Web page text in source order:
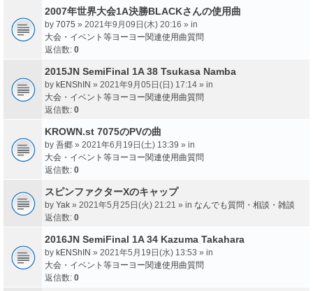
2007年世界大会1A決勝BLACKさんの使用曲
by 7075 » 2021年9月09日(木) 20:16 » in
大会・イベント等ヨーヨー関連使用曲質問
返信数: 0
2015JN SemiFinal 1A 38 Tsukasa Namba
by kENShIN » 2021年9月05日(日) 17:14 » in
大会・イベント等ヨーヨー関連使用曲質問
返信数: 0
KROWN.st 7075のPVの曲
by 吾郷 » 2021年6月19日(土) 13:39 » in
大会・イベント等ヨーヨー関連使用曲質問
返信数: 0
スピンファクターXのキャップ
by Yak » 2021年5月25日(火) 21:21 » in なんでも質問・相談・雑談
返信数: 0
2016JN SemiFinal 1A 34 Kazuma Takahara
by kENShIN » 2021年5月19日(水) 13:53 » in
大会・イベント等ヨーヨー関連使用曲質問
返信数: 0